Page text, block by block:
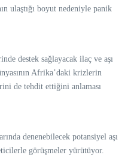
ulaştığı boyut nedeniyle panik
destek sağlayacak ilaç ve aşı
Afrika’daki krizlerin
de tehdit ettiğini anlaması
denenebilecek potansiyel aşı
görüşmeler yürütüyor.